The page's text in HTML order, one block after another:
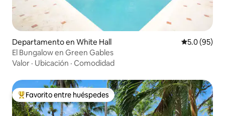
Departamento en White Hall Calificación
5.0 (95)
El Bungalow en Green Gables
Valor · Ubicación · Comodidad
De los mejores en Favorito entre huéspedes
Favorito entre huéspedes